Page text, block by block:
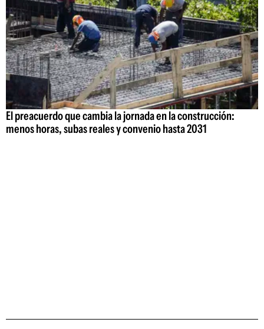
El preacuerdo que cambia la jornada en la construcción:
menos horas, subas reales y convenio hasta 2031